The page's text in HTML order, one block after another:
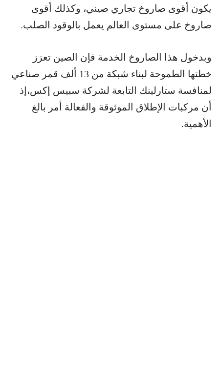
يكون أقوى صاروخ تجاري صيني، وكذلك أقوى
صاروخ على مستوى العالم يعمل بالوقود الصلب.
وبدخول هذا الصاروخ الخدمة فإن الصين تعزز
خطتها الطموحة لبناء شبكة من 13 ألف قمر صناعي
لمنافسة ستارلينك التابعة لشركة سبيس إكس،إذ
أن مركبات الإطلاق الموثوقة والفعالة أمر بالغ
الأهمية.